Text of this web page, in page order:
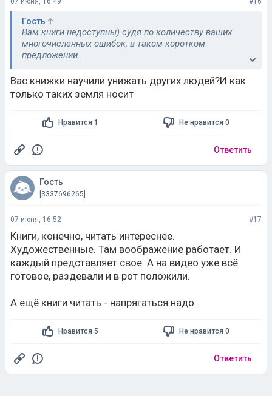
Гость
Вам книги недоступны) судя по количеству ваших
многочисленных ошибок, в таком коротком
предложении.
Читают люди умные, как и дети из хорошо
образованных семей.
Люди из низ.слоев никогда не читали и не читают,
отсутствует критическое мышление.
У глупых людей свой круг таких же тупых. И такой же
примитивный образ жизни.
Люди находятся на низшей ступени развития.
Вас книжки научили унижать других людей?И как
только таких земля носит
Нравится 1 Не нравится 0
Ответить
Гость
[3337696265]
07 июня, 16:52 #17
Книги, конечно, читать интереснее.
Художественные. Там воображение работает. И
каждый представляет свое. А на видео уже всё
готовое, раздевали и в рот положили.
А ещё книги читать - напрягаться надо.
Нравится 5 Не нравится 0
Ответить